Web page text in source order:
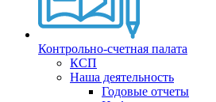
Контрольно-счетная палата
КСП
Наша деятельность
Годовые отчеты